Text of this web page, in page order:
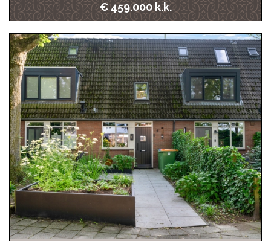
€ 459.000 k.k.